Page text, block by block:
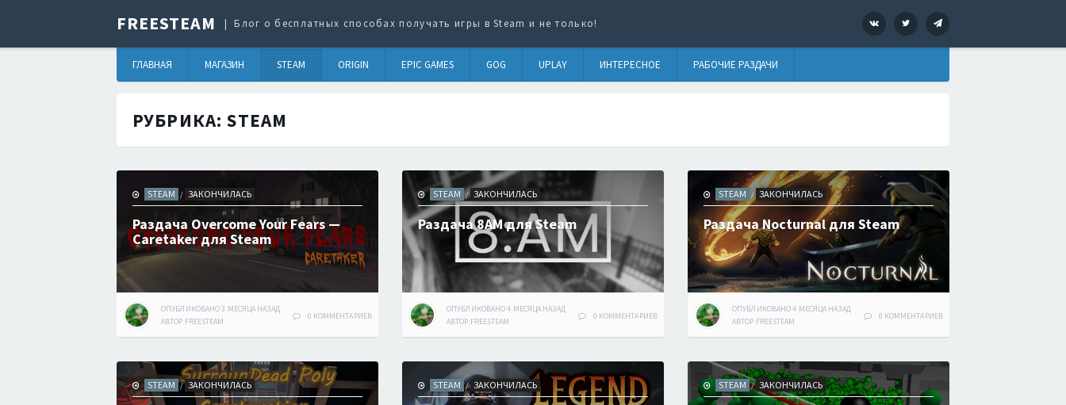
FREESTEAM Блог о бесплатных способах получать игры в Steam и не только! VK Twitter
ГЛАВНАЯ МАГАЗИН STEAM ORIGIN EPIC GAMES GOG UPLAY ИНТЕРЕСНОЕ РАБОЧИЕ РАЗДАЧИ
РУБРИКА:STEAM
STEAM / ЗАКОНЧИЛАСЬ
Раздача Overcome Your Fears —
Caretaker для Steam
ОПУБЛИКОВАНО3 МЕСЯЦА НАЗАД
АВТОР:FREESTEAM
0 КОММЕНТАРИЕВ
STEAM / ЗАКОНЧИЛАСЬ
Раздача 8AM для Steam
ОПУБЛИКОВАНО4 МЕСЯЦА НАЗАД
АВТОР:FREESTEAM
0 КОММЕНТАРИЕВ
STEAM / ЗАКОНЧИЛАСЬ
Раздача Nocturnal для Steam
ОПУБЛИКОВАНО4 МЕСЯЦА НАЗАД
АВТОР:FREESTEAM
0 КОММЕНТАРИЕВ
STEAM / ЗАКОНЧИЛАСЬ STEAM / ЗАКОНЧИЛАСЬ STEAM / ЗАКОНЧИЛАСЬ